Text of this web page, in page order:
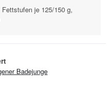
je 125/150 g,
Badejunge